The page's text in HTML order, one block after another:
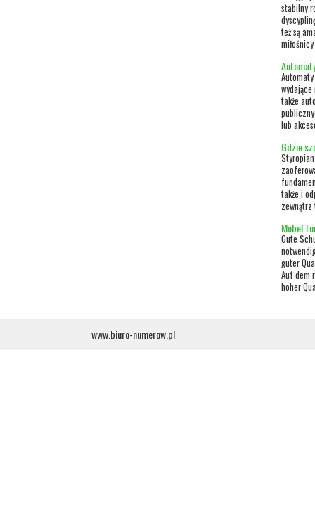
stabilny
też są
także
lub
Gdzie
także i
Möbel
Gute
guter
Auf dem
hoher
www.biuro-numerow.pl